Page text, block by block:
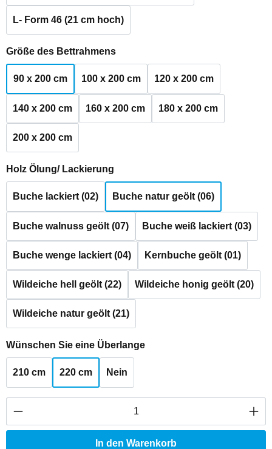
L- Form 46 (21 cm hoch)
Größe des Bettrahmensauswählen
90 x 200 cm 100 x 200 cm 120 x 200 cm
140 x 200 cm 160 x 200 cm 180 x 200 cm
200 x 200 cm
Holz Ölung/ Lackierung
Buche lackiert (02) Buche natur geölt (06)
Buche walnuss geölt (07) Buche weiß lackiert (03)
Buche wenge lackiert (04) Kernbuche geölt (01)
Wildeiche hell geölt (22) Wildeiche honig geölt (20)
Wildeiche natur geölt (21)
Wünschen Sie eine Überlangeauswählen
210 cm 220 cm Nein
Produkt Anzahl: Gib den gewünschten
In den Warenkorb